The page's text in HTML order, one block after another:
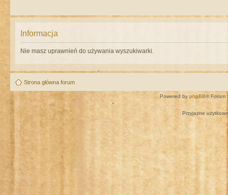
Informacja
Nie masz uprawnień do używania wyszukiwarki.
Strona główna forum
Powered by phpBB® Forum
Przyjazne